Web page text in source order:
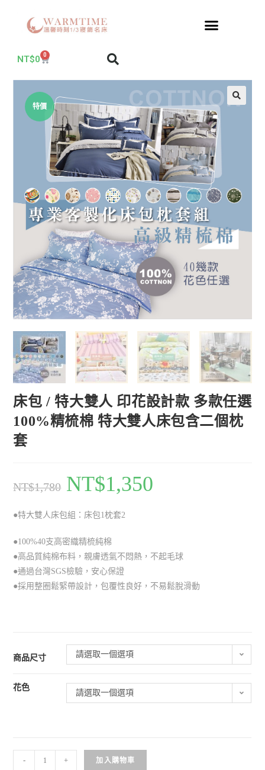
NT$0 0
特價
床包 / 特大雙人 印花設計款 多款任選
100%精梳棉 特大雙人床包含二個枕
套
NT$1,780 NT$1,350
●特大雙人床包組：床包1枕套2
●100%40支高密織精梳純棉
●高品質純棉布料，親膚透氣不悶熱，不起毛球
●通過台灣SGS檢驗，安心保證
●採用整圈鬆緊帶設計，包覆性良好，不易鬆脫滑動
商品尺寸 請選取一個選項
花色
請選取一個選項
- + 加入購物車